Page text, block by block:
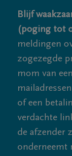
Blijf
(poging tot
meldingen
zogezegde
mom van
of een
verdachte
de afzender
onderneemt